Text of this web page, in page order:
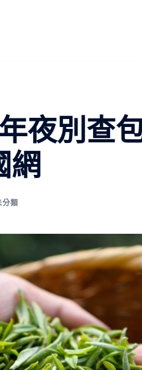
夜別查
網
分類